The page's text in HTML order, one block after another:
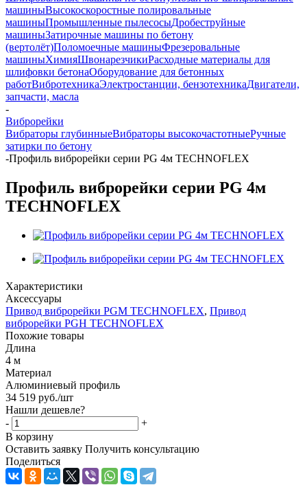
машиныВысокоскоростные полировальные
машиныПромышленные пылесосыДробеструйные
машиныЗатирочные машины по бетону
(вертолёт)Поломоечные машиныФрезеровальные
машиныХимияШвонарезчикиРасходные материалы для
шлифовки бетонаОборудование для бетонных
работВибротехникаЭлектростанции, бензотехникаДвигатели,
запчасти, масла
-
Виброрейки
Вибраторы глубинныеВибраторы высокочастотныеРучные
затирки по бетону
-Профиль виброрейки серии PG 4м TECHNOFLEX
Профиль виброрейки серии PG 4м
TECHNOFLEX
Характеристики
Аксессуары
Привод виброрейки PGM TECHNOFLEX, Привод
виброрейки PGH TECHNOFLEX
Похожие товары
Длина
4 м
Материал
Алюминиевый профиль
34 519 руб./шт
Нашли дешевле?
-
+
В корзину
Оставить заявку Получить консультацию
Поделиться